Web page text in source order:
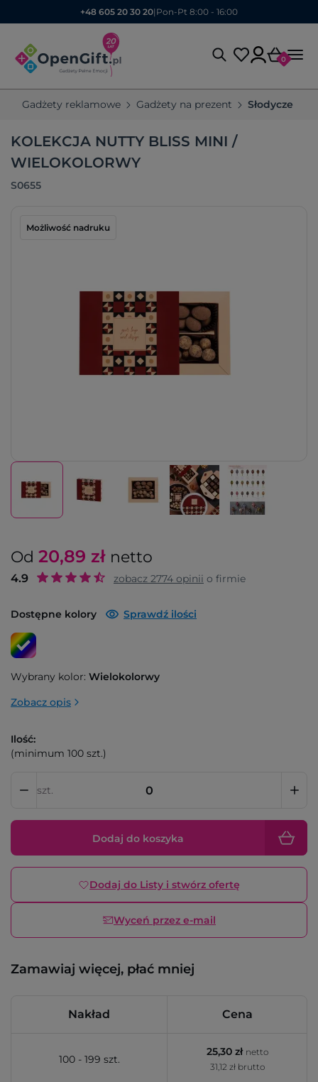
+48 605 20 30 20| Pon-Pt 8:00 - 16:00
0
Gadżety reklamowe Gadżety na prezent Słodycze
KOLEKCJA NUTTY BLISS MINI /
WIELOKOLORWY
S0655
Możliwość nadruku
Od 20,89 zł netto
4.9 zobacz 2774 opinii o firmie
Dostępne kolory Sprawdź ilości
Wybrany kolor: Wielokolorwy
Zobacz opis
Ilość:
(minimum 100 szt.)
szt.
Dodaj do koszyka
Dodaj do Listy i stwórz ofertę
Wyceń przez e-mail
Zamawiaj więcej, płać mniej
Nakład Cena
100 - 199 szt.
25,30 zł netto
31,12 zł brutto